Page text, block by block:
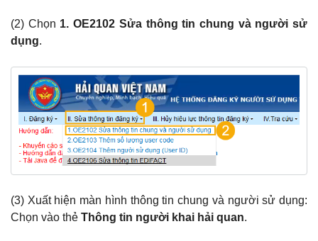
(2) Chọn 1. OE2102 Sửa thông tin chung và người sử
dụng.
(3) Xuất hiện màn hình thông tin chung và người sử dụng:
Chọn vào thẻ Thông tin người khai hải quan.